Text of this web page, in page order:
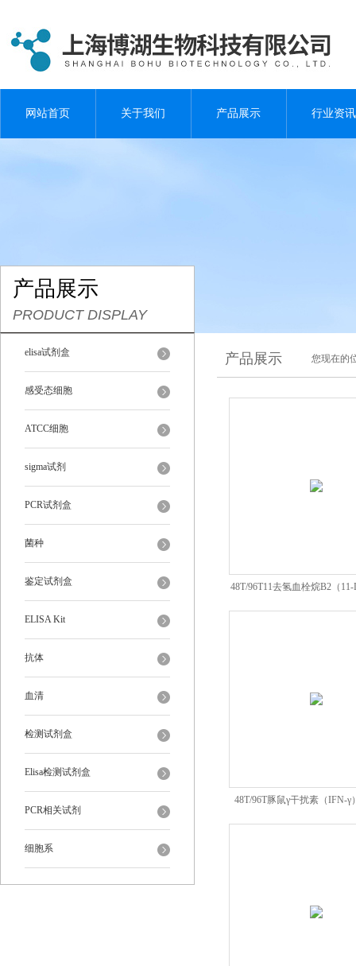
网站首页 关于我们 产品展示 行业资讯
产品展示
PRODUCT DISPLAY
elisa试剂盒
感受态细胞
ATCC细胞
sigma试剂
PCR试剂盒
菌种
鉴定试剂盒
ELISA Kit
抗体
血清
检测试剂盒
Elisa检测试剂盒
PCR相关试剂
细胞系
产品展示 您现在的
48T/96T11去氢血栓烷B2（
ELISA Kit
48T/96T豚鼠γ干扰素（IFN-γ